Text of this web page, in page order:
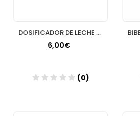
DOSIFICADOR DE LECHE EN POLVO
6,00€
(0)